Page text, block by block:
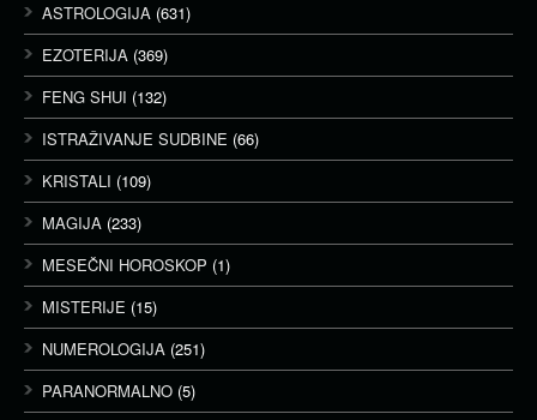
ASTROLOGIJA (631)
EZOTERIJA (369)
FENG SHUI (132)
ISTRAŽIVANJE SUDBINE (66)
KRISTALI (109)
MAGIJA (233)
MESEČNI HOROSKOP (1)
MISTERIJE (15)
NUMEROLOGIJA (251)
PARANORMALNO (5)